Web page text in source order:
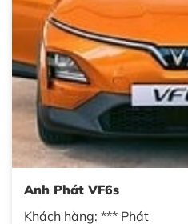
Anh Phát VF6s
Khách hàng: *** Phát